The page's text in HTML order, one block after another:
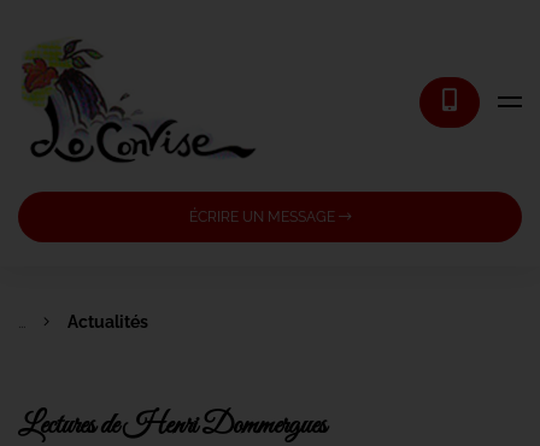
ÉCRIRE UN MESSAGE
Actualités
Lectures de Henri Dommergues